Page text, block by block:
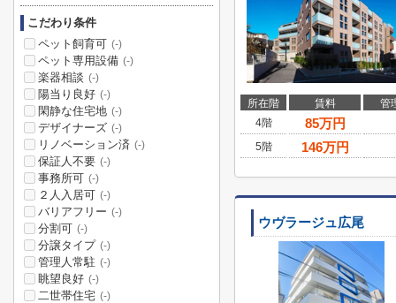
所在階 賃料
管
4階
85万円
5階 146万円
ウヴラージュ広尾
こだわり条件
ペット飼育可 (-)
ペット専用設備 (-)
楽器相談 (-)
陽当り良好 (-)
閑静な住宅地 (-)
デザイナーズ (-)
リノベーション済 (-)
保証人不要 (-)
事務所可 (-)
２人入居可 (-)
バリアフリー (-)
分割可 (-)
分譲タイプ (-)
管理人常駐 (-)
眺望良好 (-)
二世帯住宅 (-)